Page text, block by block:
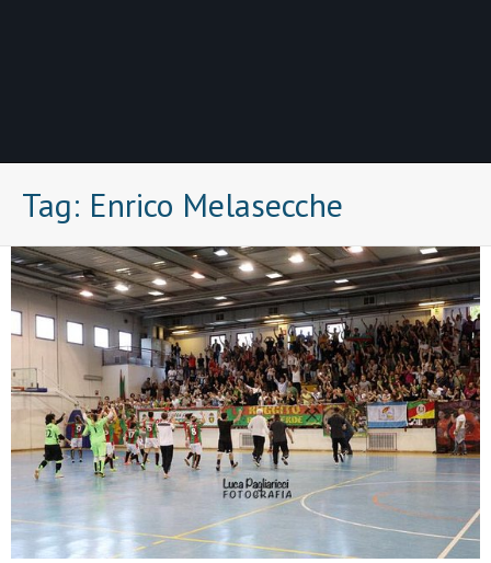
Tag: Enrico Melasecche